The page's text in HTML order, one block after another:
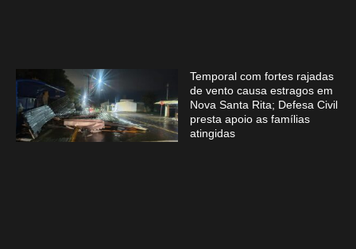
Temporal com fortes rajadas
de vento causa estragos em
Nova Santa Rita; Defesa Civil
presta apoio as famílias
atingidas